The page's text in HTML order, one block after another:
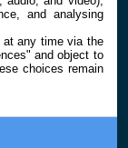
and analysing
at any time via the
and object to
choices remain